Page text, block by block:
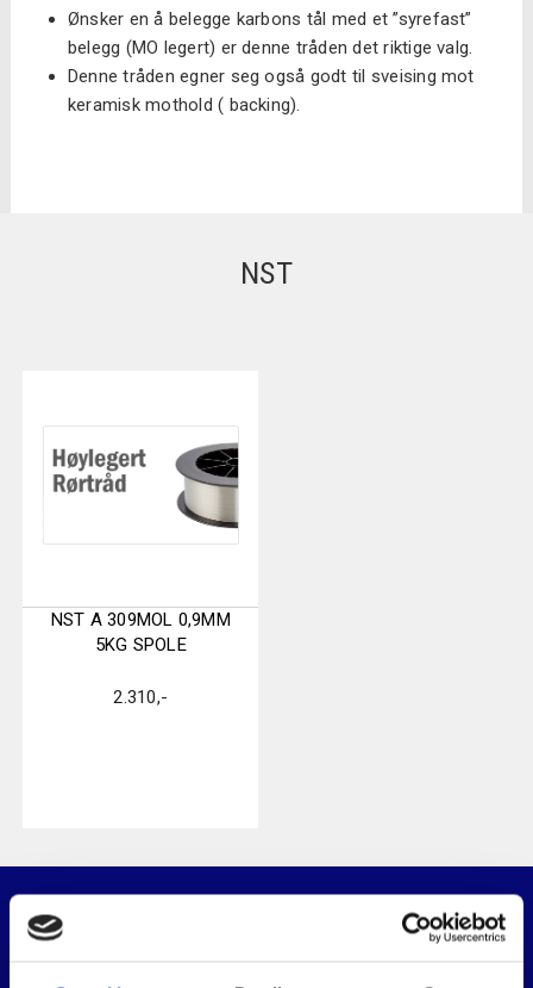
Ønsker en å belegge karbons tål med et ”syrefast”
belegg (MO legert) er denne tråden det riktige valg.
Denne tråden egner seg også godt til sveising mot
keramisk mothold ( backing).
NST
NST A 309MOL 0,9MM
5KG SPOLE
2.310,-